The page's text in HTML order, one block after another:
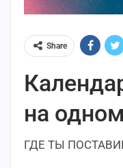
Share
на
ГДЕ ТЫ